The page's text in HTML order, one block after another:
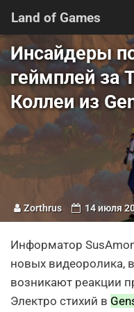
Land of Games
Инсайдеры
геймплей за
Коллеи из
Zorthrus 14 июля
Информатор
новых видеоролика,
возникают реакции
Электро стихий в